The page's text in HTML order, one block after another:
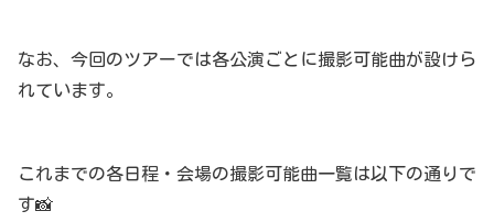
なお、今回のツアーでは各公演ごとに撮影可能曲が設けら
れています。
これまでの各日程・会場の撮影可能曲一覧は以下の通りで
す📸